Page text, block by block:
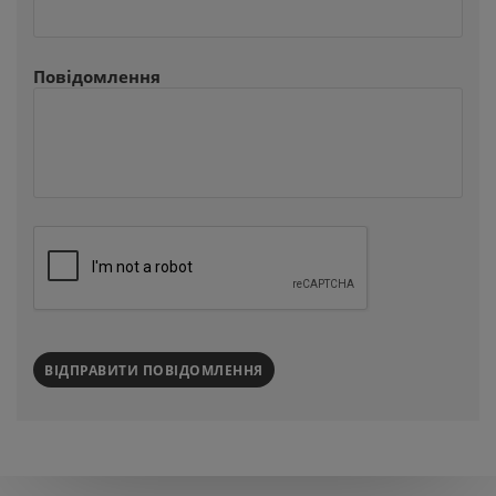
Повідомлення
ВІДПРАВИТИ ПОВІДОМЛЕННЯ